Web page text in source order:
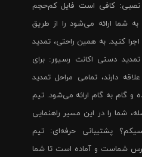
نصبی: کافی است فایل کم‌حجم
شما ارائه می‌شود را از طریق
کنید. به همین راحتی، تمدید
دستی اکانت رسیور: برای
دارند، تمامی مراحل تمدید
گام به گام ارائه می‌شود. تیم
شما را در این مسیر راهنمایی
پشتیبانی حرفه‌ای: تیم
شماست و آماده است تا شما